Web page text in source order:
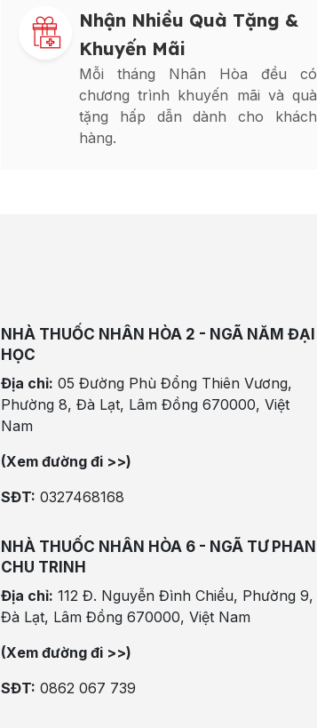
Nhận Nhiều Quà Tặng &
Khuyến Mãi
Mỗi tháng Nhân Hòa đều có
chương trình khuyến mãi và quà
tặng hấp dẫn dành cho khách
hàng.
NHÀ THUỐC NHÂN HÒA 2 - NGÃ NĂM ĐẠI
HỌC
Địa chỉ: 05 Đường Phù Đổng Thiên Vương,
Phường 8, Đà Lạt, Lâm Đồng 670000, Việt
Nam
(Xem đường đi >>)
SĐT: 0327468168
NHÀ THUỐC NHÂN HÒA 6 - NGÃ TƯ PHAN
CHU TRINH
Địa chỉ: 112 Đ. Nguyễn Đình Chiểu, Phường 9,
Đà Lạt, Lâm Đồng 670000, Việt Nam
(Xem đường đi >>)
SĐT: 0862 067 739